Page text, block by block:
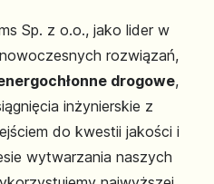
Sp. z o.o., jako lider w
rozwiązań,
drogowe,
inżynierskie z
do kwestii jakości i
wytwarzania naszych